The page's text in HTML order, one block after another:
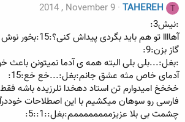
T
TAHEREH
2014 , November 9
:نیش3:
آهاااا تو هم باید
گاز بزن:9:
:بغل:...بلی بلی البته همه ی آدما نمیتونن باعث
آدمای خاص مثه عشق جانم:بغل:...خع خع:15:
خخخخ امیدوارم تن استاد دهخدا نلرزیده باشه
فارسی رو سوهان میکشیم با این اصطلاحات
چشمت بی بلا عزیزممممممممم:بغل::1::5: